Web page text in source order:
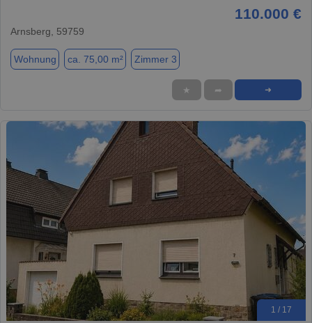
110.000 €
Arnsberg, 59759
Wohnung ca. 75,00 m² Zimmer 3
★ ➦ ➜
1 / 17